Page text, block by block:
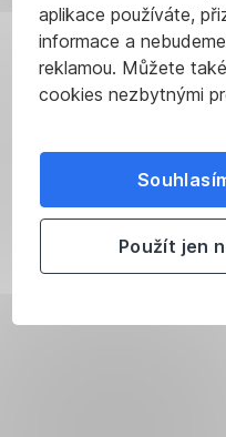
aplikace používáte,
informace a
reklamou. Můžete
cookies nezbytnými
Použít jen